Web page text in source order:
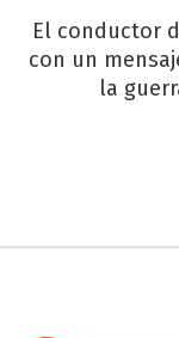
El conductor
con un
la